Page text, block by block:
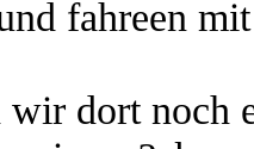
fahreen
dort noch